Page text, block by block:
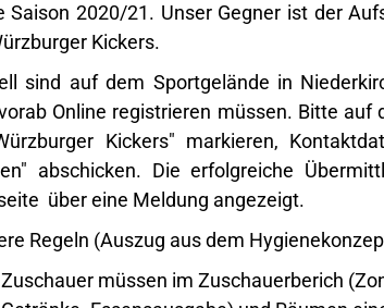
Saison 2020/21. Unser Gegner ist der
Kickers.
sind auf dem Sportgelände in
Online registrieren müssen. Bitte auf
Kickers" markieren,
abschicken. Die erfolgreiche
über eine Meldung angezeigt.
Regeln (Auszug aus dem
Zuschauer müssen im Zuschauerberich